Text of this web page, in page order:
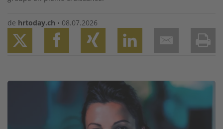
de hrtoday.ch • 08.07.2026